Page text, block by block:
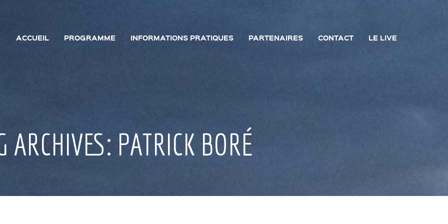
ACCUEIL PROGRAMME INFORMATIONS PRATIQUES PARTENAIRES CONTACT LE LIVE
ARCHIVES: PATRICK BORÉ